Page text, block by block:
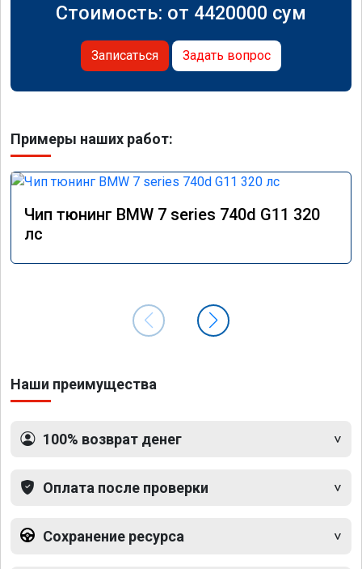
Стоимость: от 4420000 сум
Записаться Задать вопрос
Примеры наших работ:
Чип тюнинг BMW 7 series 740d G11 320
лс
Наши преимущества
100% возврат денег
Оплата после проверки
Сохранение ресурса